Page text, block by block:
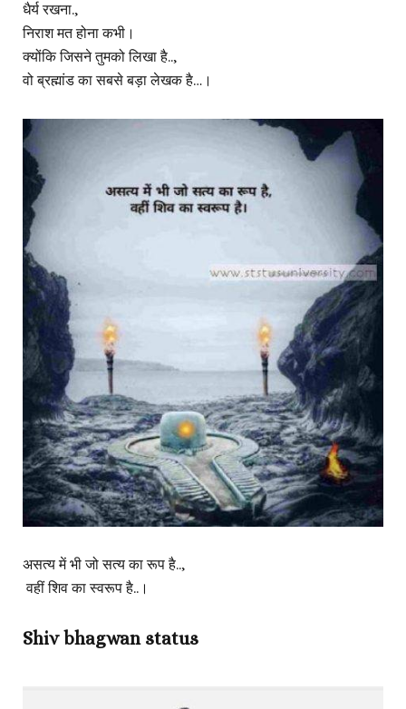
धैर्य रखना.,
निराश मत होना कभी।
क्योंकि जिसने तुमको लिखा है..,
वो ब्रह्मांड का सबसे बड़ा लेखक है…।
असत्य में भी जो सत्य का रूप है..,
वहीं शिव का स्वरूप है..।
Shiv bhagwan status